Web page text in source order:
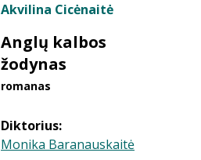
Akvilina Cicėnaitė
Anglų kalbos
žodynas
romanas
Diktorius:
Monika Baranauskaitė